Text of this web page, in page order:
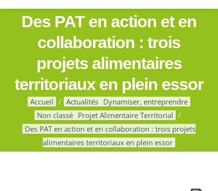
Des PAT en action et en
collaboration : trois
projets alimentaires
territoriaux en plein essor
Accueil Actualités Dynamiser, entreprendre
Non classé Projet Alimentaire Territorial
Des PAT en action et en collaboration : trois projets
alimentaires territoriaux en plein essor